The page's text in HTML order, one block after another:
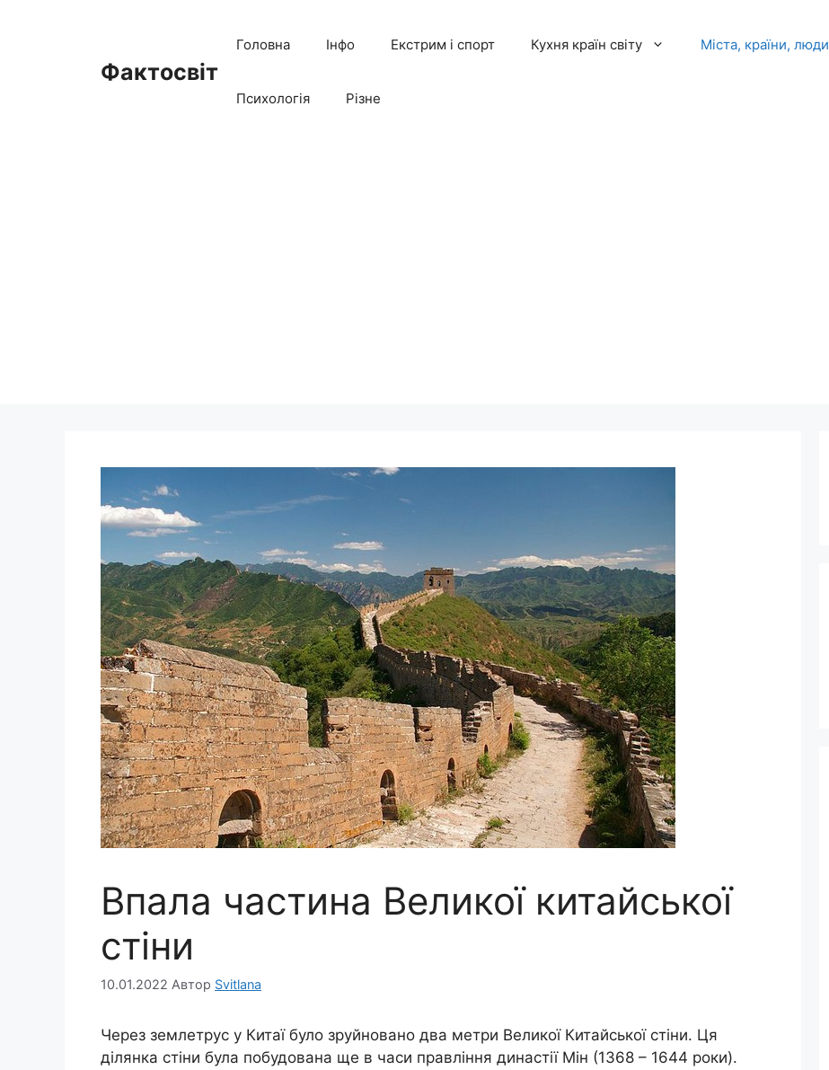
Фактосвіт
Головна Інфо Екстрим і спорт Кухня країн світу Міста, країни, люди
Психологія Різне
Впала частина Великої китайської
стіни
10.01.2022 Автор Svitlana
Через землетрус у Китаї було зруйновано два метри Великої Китайської стіни. Ця
ділянка стіни була побудована ще в часи правління династії Мін (1368 – 1644 роки).